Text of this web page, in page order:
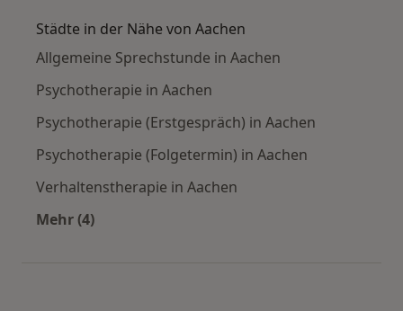
Städte in der Nähe von Aachen
Allgemeine Sprechstunde in Aachen
Psychotherapie in Aachen
Psychotherapie (Erstgespräch) in Aachen
Psychotherapie (Folgetermin) in Aachen
Verhaltenstherapie in Aachen
Mehr (4)